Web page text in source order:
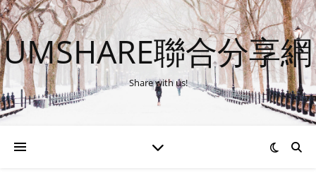
UMSHARE聯合分享網
Share with us!